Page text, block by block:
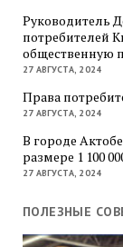
Руководитель
потребителей
общественную
27 АВГУСТА, 2024
Права
27 АВГУСТА, 2024
В городе
размере 1 100
27 АВГУСТА, 2024
ПОЛЕЗНЫЕ